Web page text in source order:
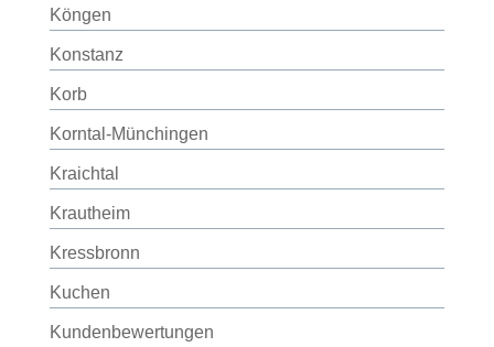
Köngen
Konstanz
Korb
Korntal-Münchingen
Kraichtal
Krautheim
Kressbronn
Kuchen
Kundenbewertungen